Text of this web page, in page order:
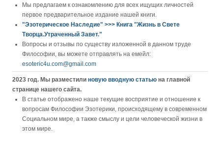
Мы предлагаем к ознакомлению для всех ищущих личностей
первое предварительное издание нашей книги.
"Эзотерическое Наследие" >>> Книга "Жизнь в Свете
Творца.Утраченный Завет."
Вопросы и отзывы по существу изложенной в данном труде
Философии, вы можете отправлять на емейл:
esoteric4u.com@gmail.com
2023 год. Мы разместили новую вводную статью на главной
странице нашего сайта.
В статье отображено наше текущие восприятие и отношение к
вопросам Философии Эзотерики, происходящему в современном
Социальном мире, а также смыслу и цели человеческой жизни в
этом мире.